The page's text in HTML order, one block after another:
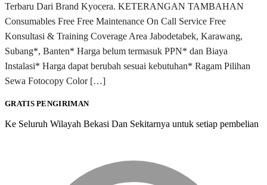
Terbaru Dari Brand Kyocera. KETERANGAN TAMBAHAN
Consumables Free Free Maintenance On Call Service Free
Konsultasi & Training Coverage Area Jabodetabek, Karawang,
Subang*, Banten* Harga belum termasuk PPN* dan Biaya
Instalasi* Harga dapat berubah sesuai kebutuhan* Ragam Pilihan
Sewa Fotocopy Color […]
GRATIS PENGIRIMAN
Ke Seluruh Wilayah Bekasi Dan Sekitarnya untuk setiap pembelian